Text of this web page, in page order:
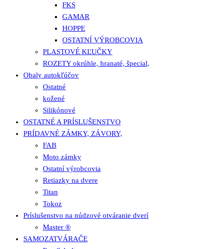
FKS
GAMAR
HOPPE
OSTATNÍ VÝROBCOVIA
PLASTOVÉ KĽUČKY
ROZETY okrúhle, hranaté, špecial,
Obaly autokľúčov
Ostatné
kožené
Silikónové
OSTATNÉ A PRÍSLUŠENSTVO
PRÍDAVNÉ ZÁMKY, ZÁVORY,
FAB
Moto zámky
Ostatní výrobcovia
Retiazky na dvere
Titan
Tokoz
Príslušenstvo na núdzové otváranie dverí
Master ®
SAMOZATVÁRAČE